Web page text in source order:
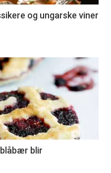
og ungarske viner
blir